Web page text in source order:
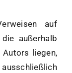
auf
außerhalb
liegen,